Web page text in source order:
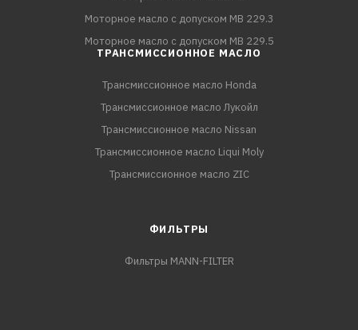
Моторное масло с допуском MB 229.3
Моторное масло с допуском MB 229.5
ТРАНСМИССИОННОЕ МАСЛО
Трансмиссионное масло Honda
Трансмиссионное масло Лукойл
Трансмиссионное масло Nissan
Трансмиссионное масло Liqui Moly
Трансмиссионное масло ZIC
ФИЛЬТРЫ
Фильтры MANN-FILTER